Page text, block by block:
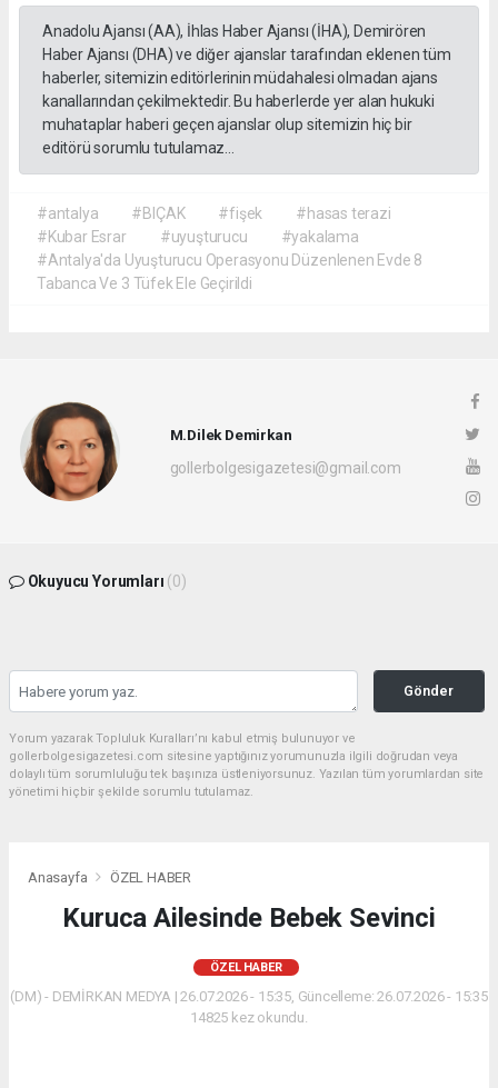
Anadolu Ajansı (AA), İhlas Haber Ajansı (İHA), Demirören
Haber Ajansı (DHA) ve diğer ajanslar tarafından eklenen tüm
haberler, sitemizin editörlerinin müdahalesi olmadan ajans
kanallarından çekilmektedir. Bu haberlerde yer alan hukuki
muhataplar haberi geçen ajanslar olup sitemizin hiç bir
editörü sorumlu tutulamaz...
#antalya #BIÇAK #fişek
#hasas terazi
#Kubar Esrar
#uyuşturucu
#yakalama
#Antalya'da Uyuşturucu Operasyonu Düzenlenen Evde 8
Tabanca Ve 3 Tüfek Ele Geçirildi
M.Dilek Demirkan
gollerbolgesigazetesi@gmail.com
Okuyucu Yorumları (0)
Gönder
Yorum yazarak Topluluk Kuralları’nı kabul etmiş bulunuyor ve
gollerbolgesigazetesi.com sitesine yaptığınız yorumunuzla ilgili doğrudan veya
dolaylı tüm sorumluluğu tek başınıza üstleniyorsunuz. Yazılan tüm yorumlardan site
yönetimi hiçbir şekilde sorumlu tutulamaz.
Anasayfa ÖZEL HABER
Kuruca Ailesinde Bebek Sevinci
ÖZEL HABER
(DM) - DEMİRKAN MEDYA | 26.07.2026 - 15:35, Güncelleme: 26.07.2026 - 15:35
14825 kez okundu.